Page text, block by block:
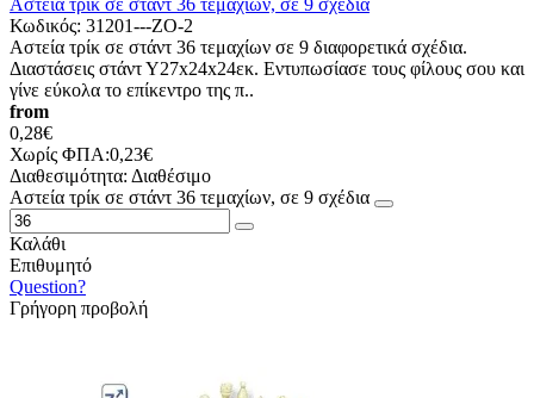
Αστεία τρίκ σε στάντ 36 τεμαχίων, σε 9 σχέδια
Κωδικός: 31201---ΖΟ-2
Αστεία τρίκ σε στάντ 36 τεμαχίων σε 9 διαφορετικά σχέδια.
Διαστάσεις στάντ Υ27x24x24εκ. Εντυπωσίασε τους φίλους σου και
γίνε εύκολα το επίκεντρο της π..
from
0,28€
Χωρίς ΦΠΑ:0,23€
Διαθεσιμότητα: Διαθέσιμο
Αστεία τρίκ σε στάντ 36 τεμαχίων, σε 9 σχέδια
Καλάθι
Επιθυμητό
Question?
Γρήγορη προβολή